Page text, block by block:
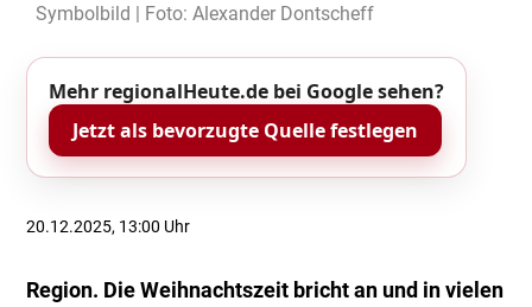
Symbolbild | Foto: Alexander Dontscheff
Mehr regionalHeute.de bei Google sehen?
Jetzt als bevorzugte Quelle festlegen
20.12.2025, 13:00 Uhr
Region. Die Weihnachtszeit bricht an und in vielen